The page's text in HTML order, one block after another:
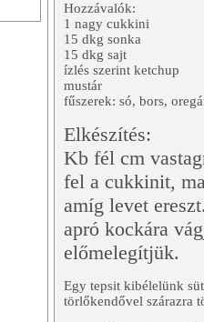
Hozzávalók:
1 nagy cukkini
15 dkg sonka
15 dkg sajt
ízlés szerint ketchup
mustár
fűszerek: só, bors,
Elkészítés:
Kb fél cm
fel a cukkinit,
amíg levet
apró kockára
előmelegítjük.
Egy tepsit kibélelünk
törlőkendővel szárazra